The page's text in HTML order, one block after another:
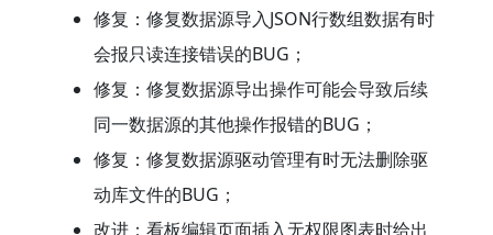
修复：修复数据源导入JSON行数组数据有时
会报只读连接错误的BUG；
修复：修复数据源导出操作可能会导致后续
同一数据源的其他操作报错的BUG；
修复：修复数据源驱动管理有时无法删除驱
动库文件的BUG；
改进：看板编辑页面插入无权限图表时给出